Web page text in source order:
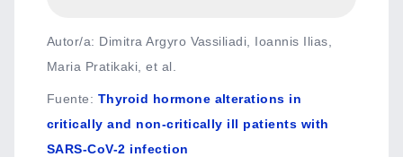
Autor/a: Dimitra Argyro Vassiliadi, Ioannis Ilias,
Maria Pratikaki, et al.
Fuente: Thyroid hormone alterations in
critically and non-critically ill patients with
SARS-CoV-2 infection